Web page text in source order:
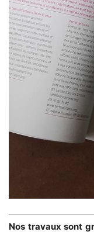
Nos travaux sont